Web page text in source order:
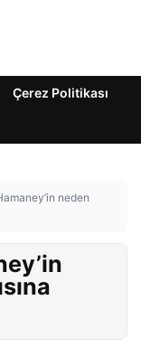
Çerez Politikası
neden